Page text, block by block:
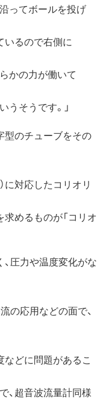
ってボールを投げ
るので右側に
かの力が働いて
うそうです。」
型のチューブをその
に対応したコリオリ
めるものが「コリオ
圧力や温度変化がな
の応用などの面で、
などに問題があるこ
、超音波流量計同様